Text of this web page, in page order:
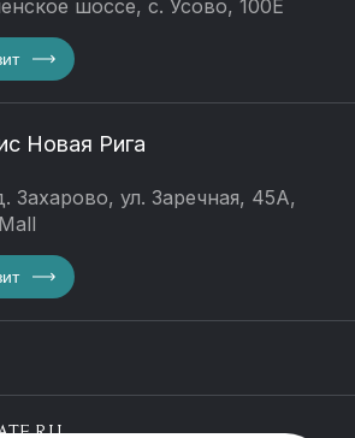
шоссе, с. Усово, 100Е
Новая Рига
Захарово, ул. Заречная, 45А,